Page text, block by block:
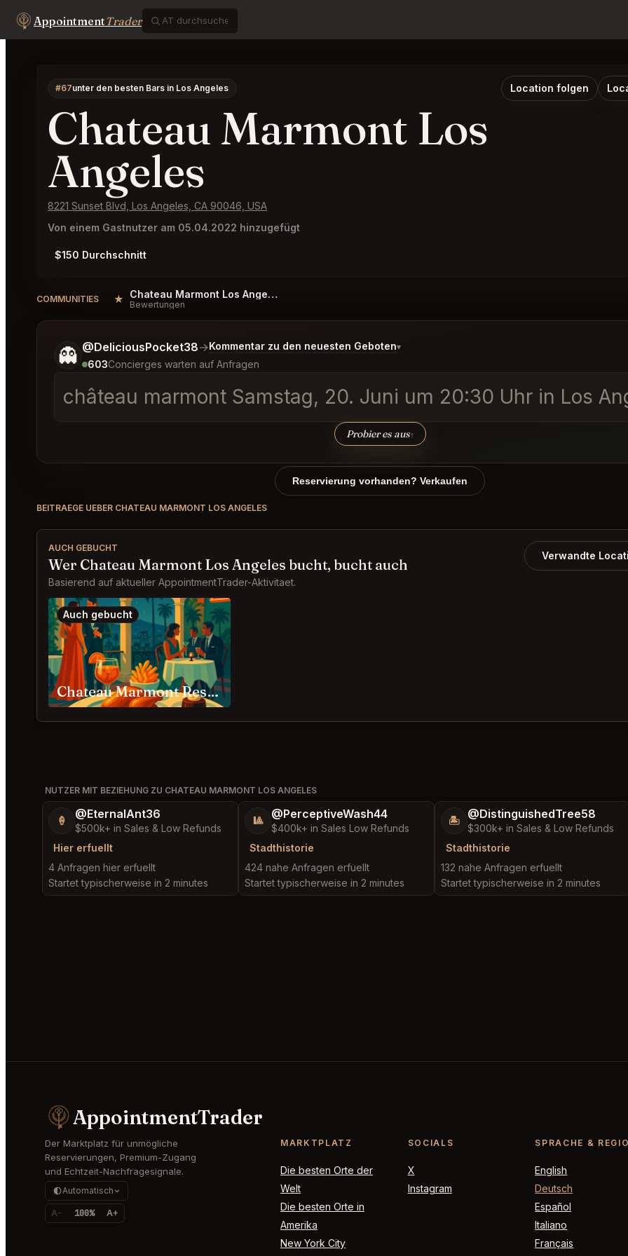
AppointmentTrader
#67unter den besten Bars in Los Angeles Location folgen
Chateau Marmont Los
Angeles
8221 Sunset Blvd, Los Angeles, CA 90046, USA
Von einem Gastnutzer am 05.04.2022 hinzugefügt
$150 Durchschnitt
COMMUNITIES ★ Chateau Marmont Los Angeles Reviews
Bewertungen
👻 @DeliciousPocket38→Kommentar zu den neuesten Geboten▾
603Concierges warten auf Anfragen
château marmont Samstag, 20. Juni um 20:30 Uhr in Los
Probier es aus↑
Sag mir noch etwas genauer, was du möchtest.
Reservierung vorhanden? Verkaufen
BEITRAEGE UEBER CHATEAU MARMONT LOS ANGELES
AUCH GEBUCHT
Wer Chateau Marmont Los Angeles bucht, bucht auch
Basierend auf aktueller AppointmentTrader-Aktivitaet.
Verwandte
Auch gebucht
Chateau Marmont Restaurant Los Angeles
NUTZER MIT BEZIEHUNG ZU CHATEAU MARMONT LOS ANGELES
🍦 @EternalAnt36
$500k+ in Sales & Low Refunds
Hier erfuellt
4 Anfragen hier erfuellt
Startet typischerweise in 2 minutes
🎱 @PerceptiveWash44
$400k+ in Sales Low Refunds
Stadthistorie
424 nahe Anfragen erfuellt
Startet typischerweise in 2 minutes
🏝️ @DistinguishedTree58
$300k+ in Sales & Low Refunds
Stadthistorie
132 nahe Anfragen erfuellt
Startet typischerweise in 2 minutes
AppointmentTrader
Der Marktplatz für unmögliche
Reservierungen, Premium-Zugang
und Echtzeit-Nachfragesignale.
Automatisch
A- 100% A+
MARKTPLATZ
Die besten Orte der
Welt
Die besten Orte in
Amerika
New York City
SOCIALS
X
Instagram
SPRACHE &
English
Deutsch
Español
Italiano
Français